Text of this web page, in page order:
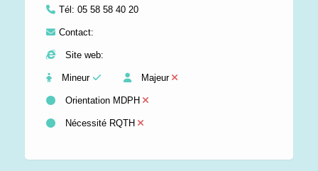
Tél: 05 58 58 40 20
Contact:
Site web:
Mineur Majeur
Orientation MDPH
Nécessité RQTH